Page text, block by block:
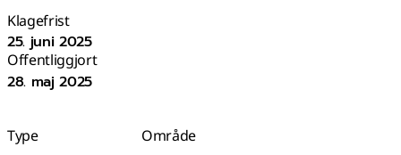
Klagefrist
25. juni 2025
Offentliggjort
28. maj 2025
Type Område